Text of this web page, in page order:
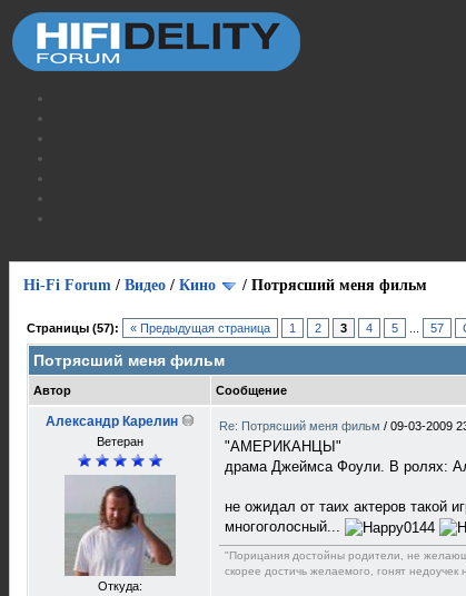
Hi-Fi Forum / Видео / Кино / Потрясший меня фильм
Страницы (57): « Предыдущая страница 1 2 3 4 5 57
Потрясший меня фильм
Автор Сообщение
Александр Карелин
Ветеран
Откуда:
Re: Потрясший меня фильм / 09-03-2009
"АМЕРИКАНЦЫ"
драма Джеймса Фоули. В ролях:
не ожидал от таих актеров такой
многоголосный...
"Порицания достойны родители, не
скорее достичь желаемого, гонят